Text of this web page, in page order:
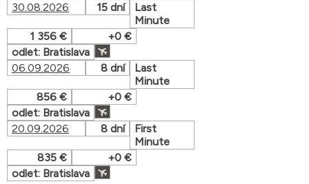
30.08.2026
15 dní
Last
Minute
1 356 €
+0 €
odlet: Bratislava
06.09.2026
8 dní
Last
Minute
856 €
+0 €
odlet: Bratislava
20.09.2026
8 dní
First
Minute
835 €
+0 €
odlet: Bratislava